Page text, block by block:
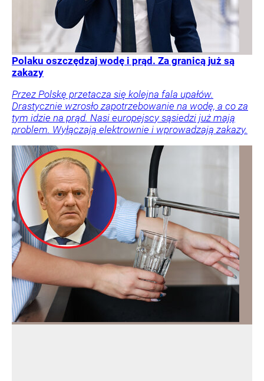
Polaku oszczędzaj wodę i prąd. Za granicą już są
zakazy
Przez Polskę przetacza się kolejna fala upałów.
Drastycznie wzrosło zapotrzebowanie na wodę, a co za
tym idzie na prąd. Nasi europejscy sąsiedzi już mają
problem. Wyłączają elektrownie i wprowadzają zakazy.